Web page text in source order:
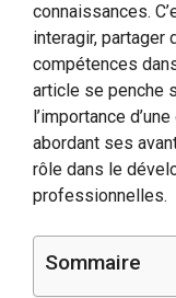
connaissances.
interagir,
compétences
article se penche
l’importance
abordant ses
rôle dans le
professionnelles.
Sommaire